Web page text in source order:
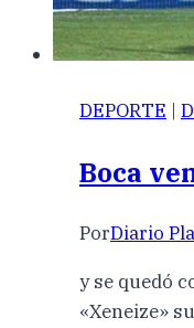
DEPORTE |
Boca
PorDiario
y se quedó
«Xeneize»